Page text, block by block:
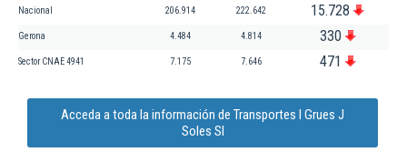
Nacional 206.914 222.642 15.728
Gerona 4.484 4.814 330
Sector CNAE 4941 7.175 7.646 471
Acceda a toda la información de Transportes I Grues J
Soles Sl